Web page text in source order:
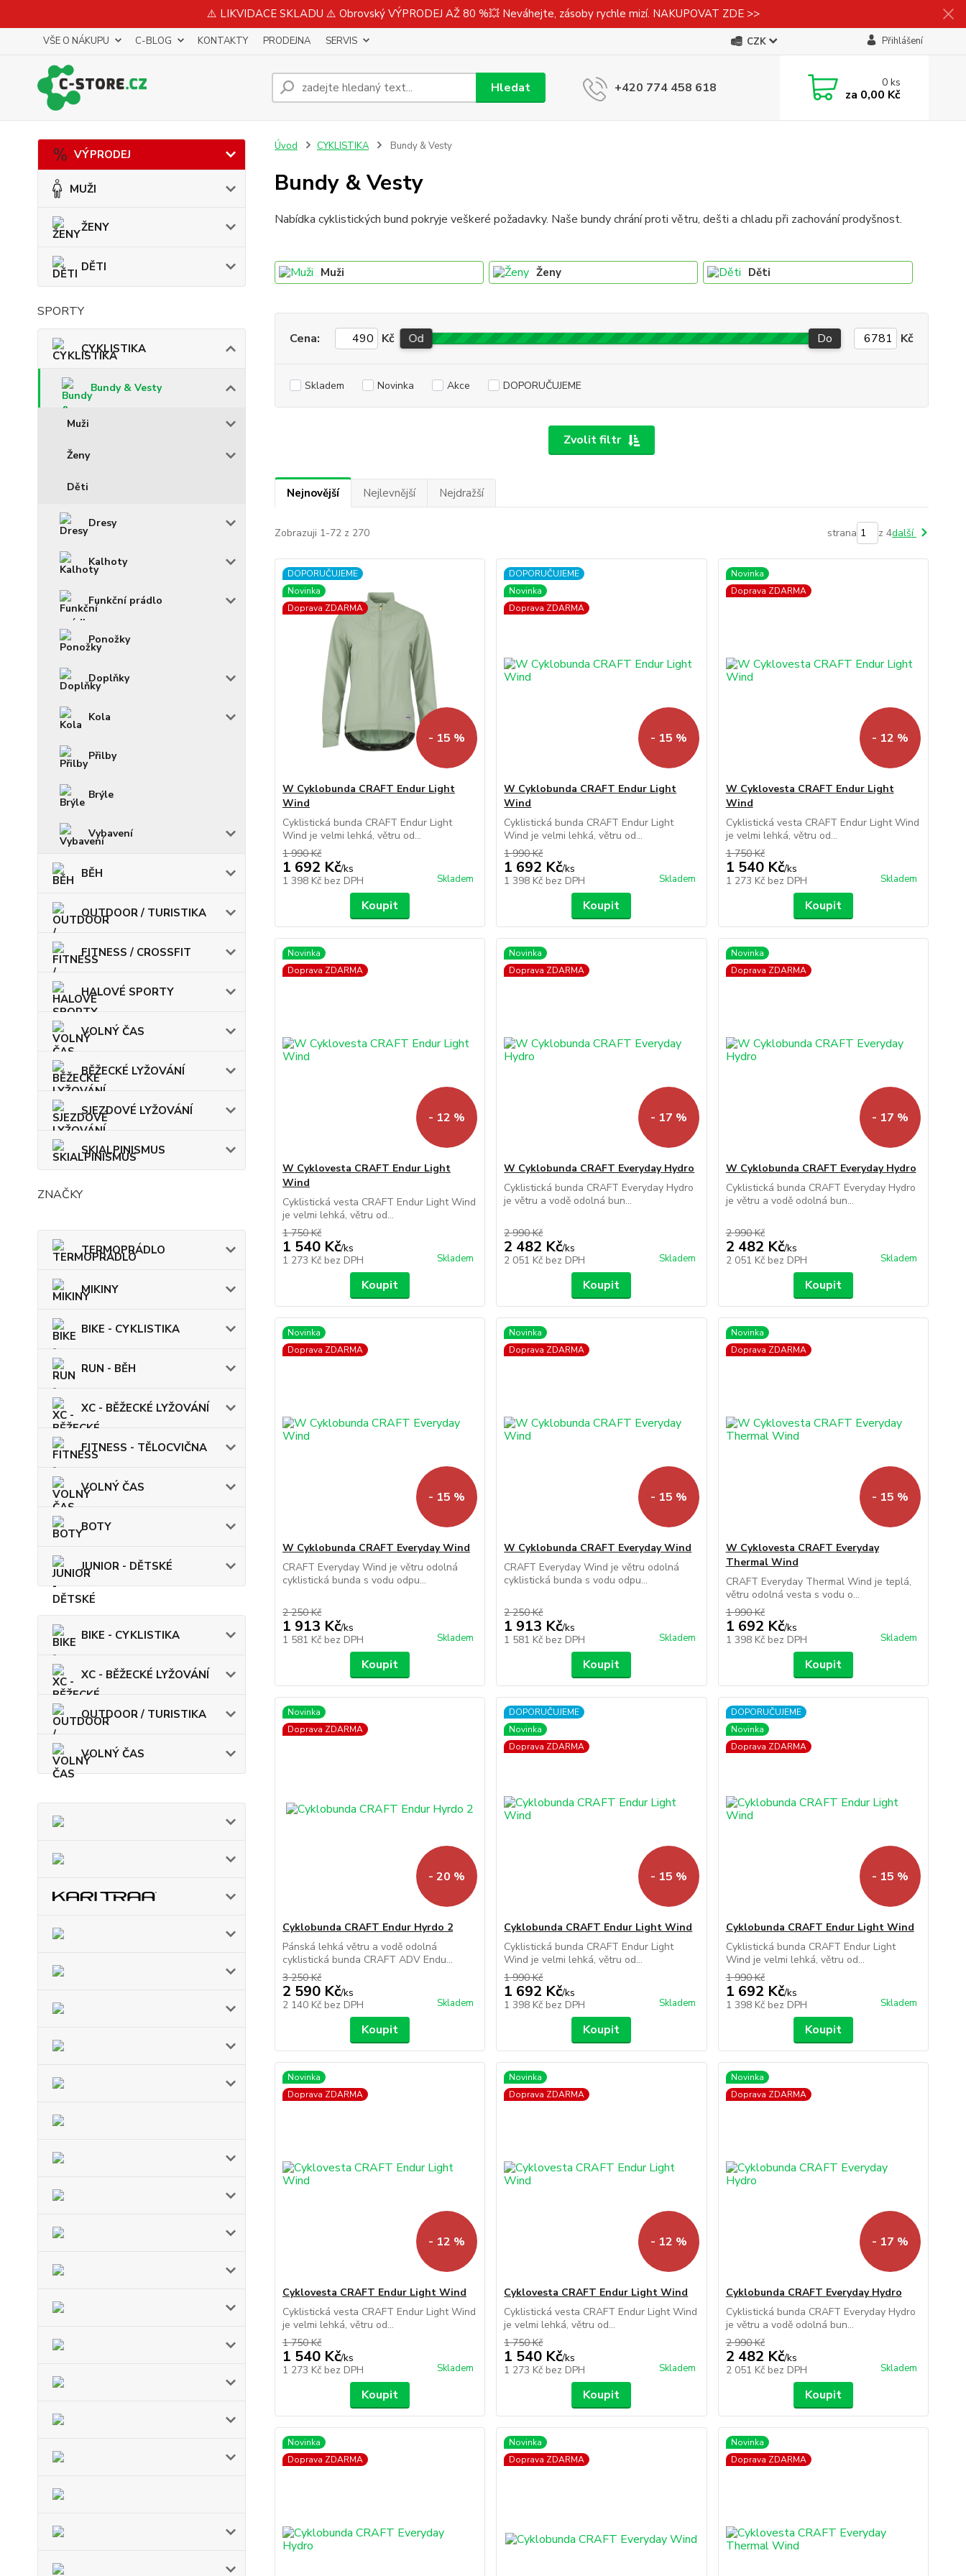
⚠️ LIKVIDACE SKLADU ⚠️ Obrovský VÝPRODEJ AŽ 80 %💥 Neváhejte, zásoby rychle mizí. NAKUPOVAT ZDE >>
VŠE O NÁKUPU C-BLOG KONTAKTY PRODEJNA SERVIS CZK Přihlášení
Hledat +420 774 458 618 0ks
za 0,00 Kč
VÝPRODEJ
MUŽI
ŽENY
DĚTI
SPORTY
CYKLISTIKA
Bundy & Vesty
Muži
Ženy
Děti
Dresy
Kalhoty
Funkční prádlo
Ponožky
Doplňky
Kola
Přilby
Brýle
Vybavení
BĚH
OUTDOOR / TURISTIKA
FITNESS / CROSSFIT
HALOVÉ SPORTY
VOLNÝ ČAS
BĚŽECKÉ LYŽOVÁNÍ
SJEZDOVÉ LYŽOVÁNÍ
SKIALPINISMUS
ZNAČKY
TERMOPRÁDLO
MIKINY
BIKE - CYKLISTIKA
RUN - BĚH
XC - BĚŽECKÉ LYŽOVÁNÍ
FITNESS - TĚLOCVIČNA
VOLNÝ ČAS
BOTY
JUNIOR - DĚTSKÉ
BIKE - CYKLISTIKA
XC - BĚŽECKÉ LYŽOVÁNÍ
OUTDOOR / TURISTIKA
VOLNÝ ČAS
Úvod CYKLISTIKA Bundy & Vesty
Bundy & Vesty
Nabídka cyklistických bund pokryje veškeré požadavky. Naše bundy chrání proti větru, dešti a chladu při zachování prodyšnost.
Muži Ženy Děti
Zvolit filtr
Cena: Kč Od Do Kč
Skladem Novinka Akce DOPORUČUJEME
Nejnovější Nejlevnější Nejdražší
Zobrazuji 1-72 z 270 strana z 4další
DOPORUČUJEME
Novinka
Doprava ZDARMA
- 15 %
W Cyklobunda CRAFT Endur Light
Wind
Cyklistická bunda CRAFT Endur Light
Wind je velmi lehká, větru od...
1 990 Kč
1 692 Kč/ks
1 398 Kč bez DPH Skladem
Koupit
DOPORUČUJEME
Novinka
Doprava ZDARMA
- 15 %
W Cyklobunda CRAFT Endur Light
Wind
Cyklistická bunda CRAFT Endur Light
Wind je velmi lehká, větru od...
1 990 Kč
1 692 Kč/ks
1 398 Kč bez DPH Skladem
Koupit
Novinka
Doprava ZDARMA
- 12 %
W Cyklovesta CRAFT Endur Light
Wind
Cyklistická vesta CRAFT Endur Light Wind
je velmi lehká, větru od...
1 750 Kč
1 540 Kč/ks
1 273 Kč bez DPH Skladem
Koupit
Novinka
Doprava ZDARMA
- 12 %
W Cyklovesta CRAFT Endur Light
Wind
Cyklistická vesta CRAFT Endur Light Wind
je velmi lehká, větru od...
1 750 Kč
1 540 Kč/ks
1 273 Kč bez DPH Skladem
Koupit
Novinka
Doprava ZDARMA
- 17 %
W Cyklobunda CRAFT Everyday Hydro
Cyklistická bunda CRAFT Everyday Hydro
je větru a vodě odolná bun...
2 990 Kč
2 482 Kč/ks
2 051 Kč bez DPH Skladem
Koupit
Novinka
Doprava ZDARMA
- 17 %
W Cyklobunda CRAFT Everyday Hydro
Cyklistická bunda CRAFT Everyday Hydro
je větru a vodě odolná bun...
2 990 Kč
2 482 Kč/ks
2 051 Kč bez DPH Skladem
Koupit
Novinka
Doprava ZDARMA
- 15 %
W Cyklobunda CRAFT Everyday Wind
CRAFT Everyday Wind je větru odolná
cyklistická bunda s vodu odpu...
2 250 Kč
1 913 Kč/ks
1 581 Kč bez DPH Skladem
Koupit
Novinka
Doprava ZDARMA
- 15 %
W Cyklobunda CRAFT Everyday Wind
CRAFT Everyday Wind je větru odolná
cyklistická bunda s vodu odpu...
2 250 Kč
1 913 Kč/ks
1 581 Kč bez DPH Skladem
Koupit
Novinka
Doprava ZDARMA
- 15 %
W Cyklovesta CRAFT Everyday
Thermal Wind
CRAFT Everyday Thermal Wind je teplá,
větru odolná vesta s vodu o...
1 990 Kč
1 692 Kč/ks
1 398 Kč bez DPH Skladem
Koupit
Novinka
Doprava ZDARMA
- 20 %
Cyklobunda CRAFT Endur Hyrdo 2
Pánská lehká větru a vodě odolná
cyklistická bunda CRAFT ADV Endu...
3 250 Kč
2 590 Kč/ks
2 140 Kč bez DPH Skladem
Koupit
DOPORUČUJEME
Novinka
Doprava ZDARMA
- 15 %
Cyklobunda CRAFT Endur Light Wind
Cyklistická bunda CRAFT Endur Light
Wind je velmi lehká, větru od...
1 990 Kč
1 692 Kč/ks
1 398 Kč bez DPH Skladem
Koupit
DOPORUČUJEME
Novinka
Doprava ZDARMA
- 15 %
Cyklobunda CRAFT Endur Light Wind
Cyklistická bunda CRAFT Endur Light
Wind je velmi lehká, větru od...
1 990 Kč
1 692 Kč/ks
1 398 Kč bez DPH Skladem
Koupit
Novinka
Doprava ZDARMA
- 12 %
Cyklovesta CRAFT Endur Light Wind
Cyklistická vesta CRAFT Endur Light Wind
je velmi lehká, větru od...
1 750 Kč
1 540 Kč/ks
1 273 Kč bez DPH Skladem
Koupit
Novinka
Doprava ZDARMA
- 12 %
Cyklovesta CRAFT Endur Light Wind
Cyklistická vesta CRAFT Endur Light Wind
je velmi lehká, větru od...
1 750 Kč
1 540 Kč/ks
1 273 Kč bez DPH Skladem
Koupit
Novinka
Doprava ZDARMA
- 17 %
Cyklobunda CRAFT Everyday Hydro
Cyklistická bunda CRAFT Everyday Hydro
je větru a vodě odolná bun...
2 990 Kč
2 482 Kč/ks
2 051 Kč bez DPH Skladem
Koupit
Novinka
Doprava ZDARMA
Novinka
Doprava ZDARMA
Novinka
Doprava ZDARMA